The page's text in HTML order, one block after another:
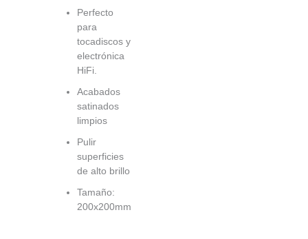
Perfecto
para
tocadiscos y
electrónica
HiFi.
Acabados
satinados
limpios
Pulir
superficies
de alto brillo
Tamaño:
200x200mm